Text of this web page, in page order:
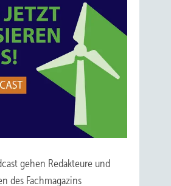
gehen Redakteure und
des Fachmagazins